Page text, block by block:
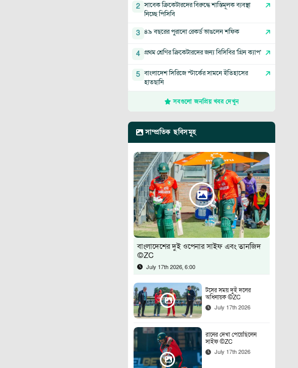
2 সাবেক ক্রিকেটারদের বিরুদ্ধে শাস্তিমূলক ব্যবস্থা
নিচ্ছে পিসিবি
3 ৪৯ বছরের পুরানো রেকর্ড ভাঙলেন শফিক
4 প্রথম শ্রেণির ক্রিকেটারদের জন্য বিসিবির 'গ্রিন ক্যাপ'
5 বাংলাদেশ সিরিজে স্টার্কের সামনে ইতিহাসের
হাতছানি
সবগুলো জনপ্রিয় খবর দেখুন
সাম্প্রতিক ছবিসমূহ
বাংলাদেশের দুই ওপেনার সাইফ এবং তানজিদ
©ZC
July 17th 2026, 6:00
টসের সময় দুই দলের
অধিনায়ক ©ZC
July 17th 2026
রানের দেখা পেয়েছিলেন
সাইফ ©ZC
July 17th 2026